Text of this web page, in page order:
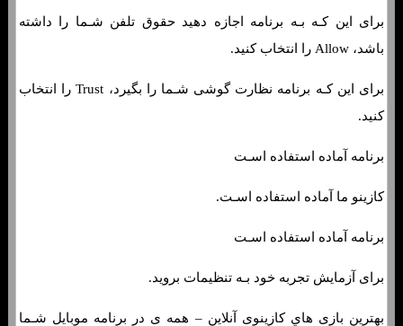
برای این کـه بـه برنامه اجازه دهید حقوق تلفن شـما را داشته
باشد، Allow را انتخاب کنید.
برای این کـه برنامه نظارت گوشی شـما را بگیرد، Trust را انتخاب
کنید.
برنامه آماده استفاده اسـت
کازینو ما آماده استفاده اسـت.
برنامه آماده استفاده اسـت
برای آزمایش تجربه خود بـه تنظیمات بروید.
بهترین بازی هاي‌ کازینوی آنلاین – همه ی در برنامه موبایل شـما